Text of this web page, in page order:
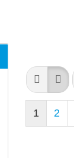
1 2